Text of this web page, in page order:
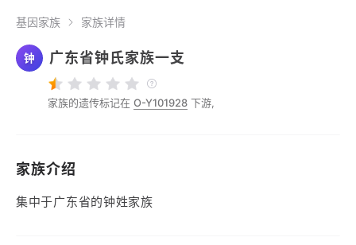
基因家族 家族详情
钟 广东省钟氏家族一支
家族的遗传标记在 O-Y101928 下游,
家族介绍
集中于广东省的钟姓家族